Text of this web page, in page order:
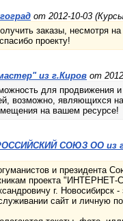
от 2012-10-03
заказы, несмотря
проекту!
из г.Киров от
для продвижения и
возможно, являющихся
на вашем ресурсе!
СОЮЗ ОО из
и президента
проекта
г. Новосибирск
сайт и личную